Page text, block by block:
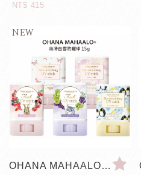
NT$ 415
OHANA MAHAALO 絲滑白雪防曬棒